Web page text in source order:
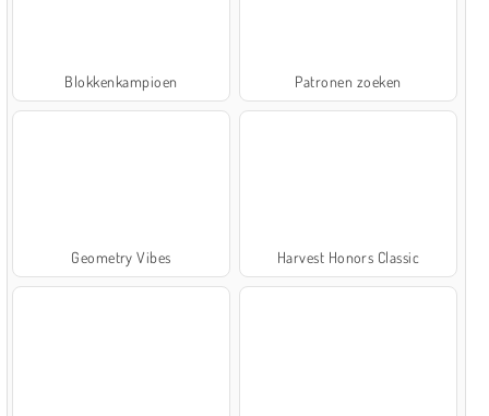
Blokkenkampioen Patronen zoeken
Geometry Vibes Harvest Honors Classic